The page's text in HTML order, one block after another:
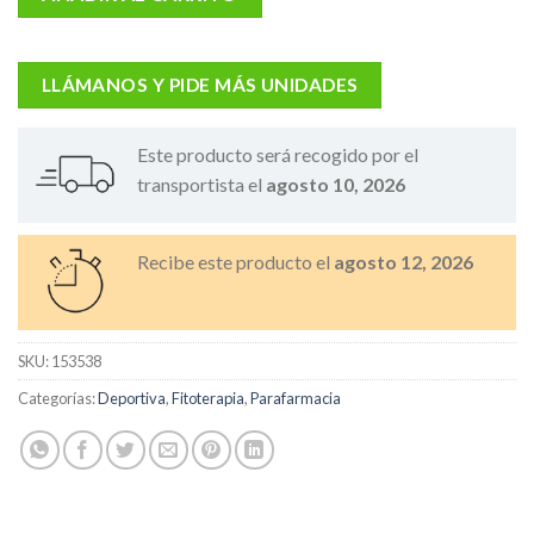
LLÁMANOS Y PIDE MÁS UNIDADES
Este producto será recogido por el
transportista el agosto 10, 2026
Recibe este producto el agosto 12, 2026
SKU:153538
Categorías:Deportiva,Fitoterapia,Parafarmacia